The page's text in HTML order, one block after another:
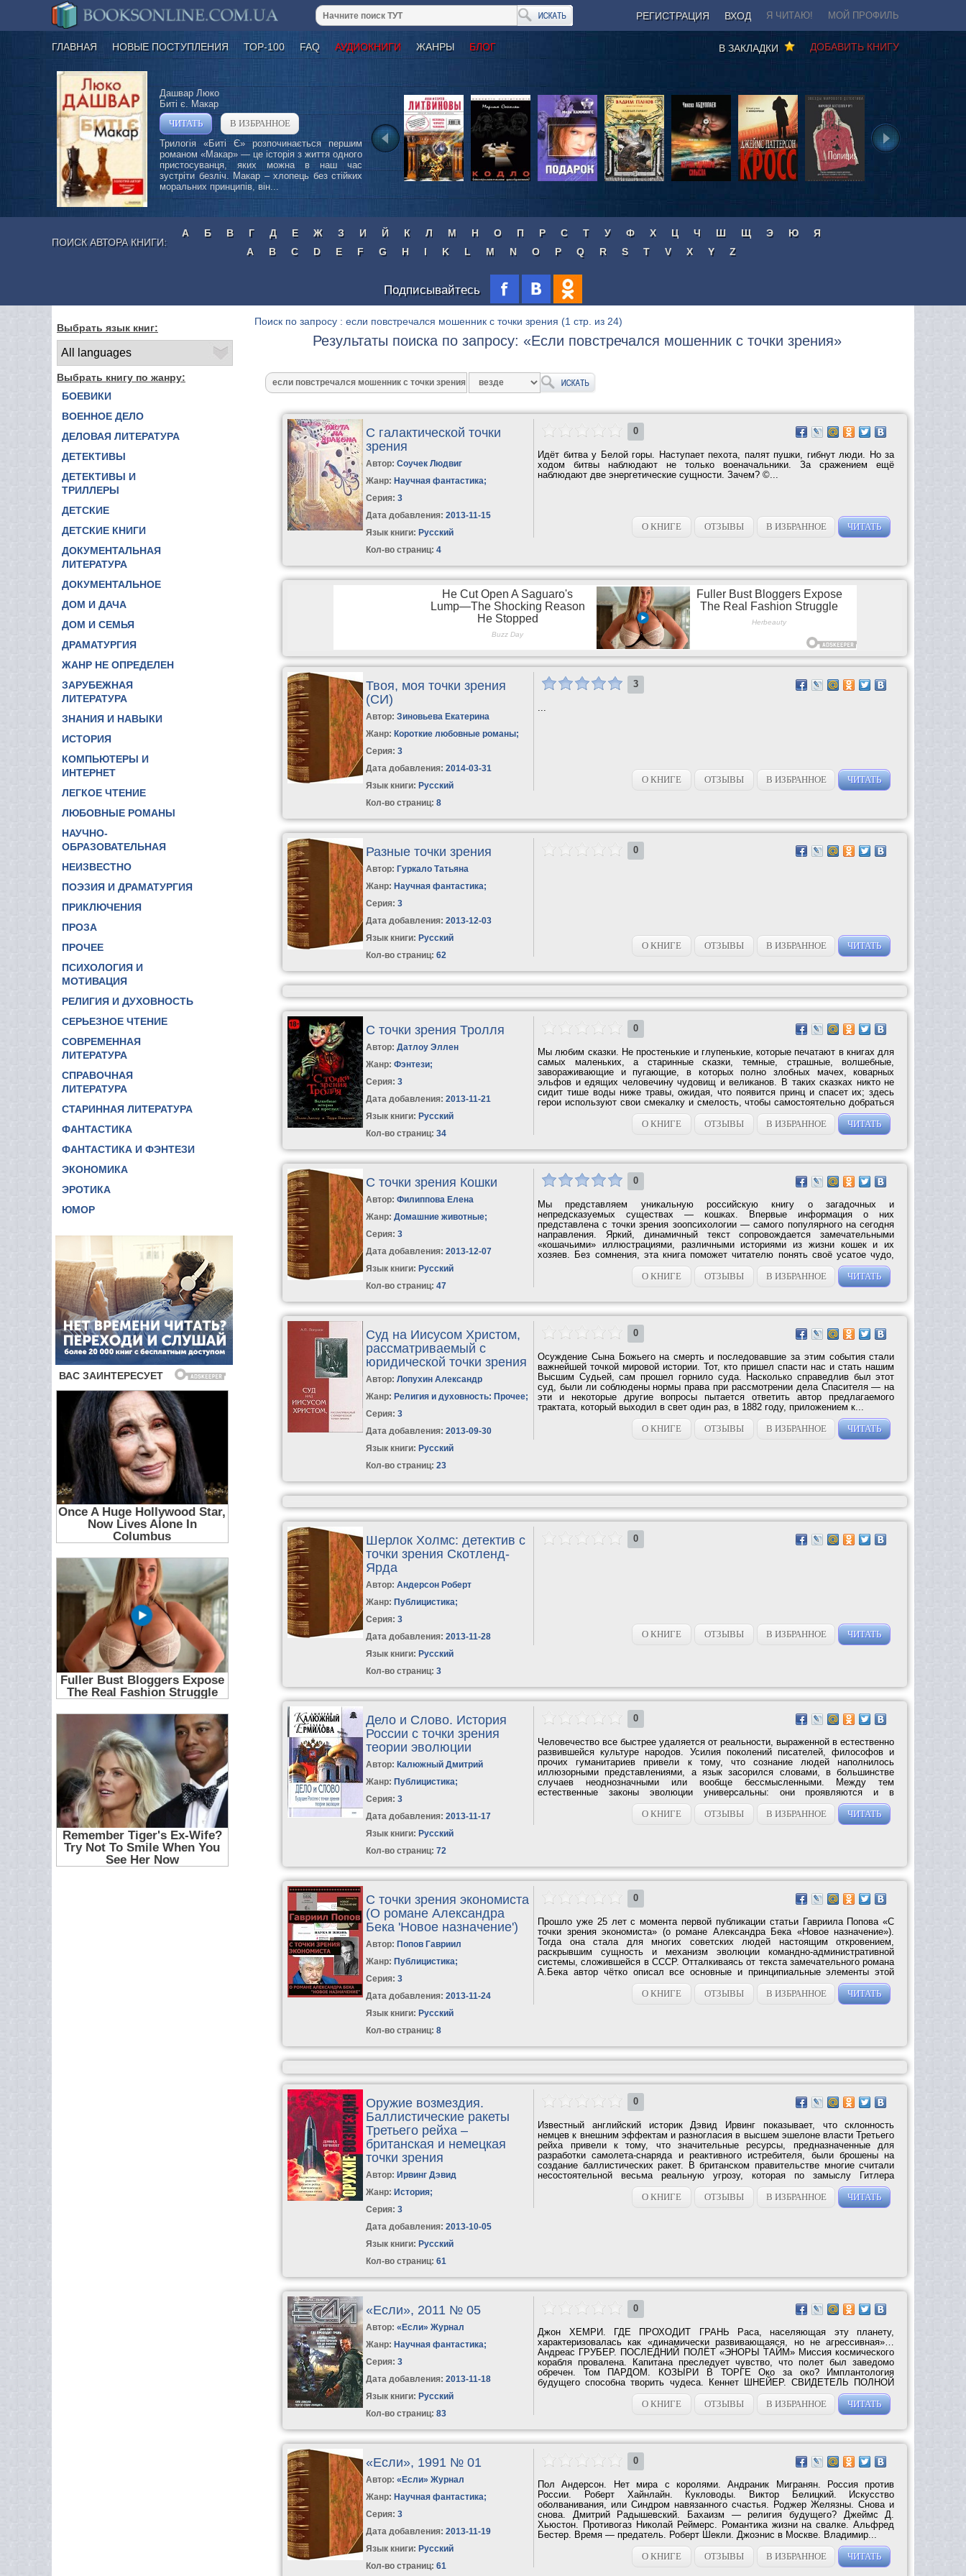
РЕГИСТРАЦИЯ ВХОД Я ЧИТАЮ! МОЙ ПРОФИЛЬ
ГЛАВНАЯ НОВЫЕ ПОСТУПЛЕНИЯ ТОР-100 FAQ АУДИОКНИГИ ЖАНРЫ БЛОГ ДОБАВИТЬ КНИГУ
В ЗАКЛАДКИ
Дашвар Люко
Битi є. Макар
ЧИТАТЬ
В ИЗБРАННОЕ
Трилогія «Биті Є» розпочинається першим
романом «Макар» — це історія з життя одного
пристосуванця, яких можна в наш час
зустріти безліч. Макар – хлопець без стійких
моральних принципів, він...
ПОИСК АВТОРА КНИГИ:
А Б В Г Д Е Ж З И Й К Л М Н О П Р С Т У Ф Х Ц Ч Ш Щ Э Ю
Я
A
B C D E F G H I K L M N O P Q R S T V X Y Z
Подписывайтесь
Выбрать язык книг:
Выбрать книгу по жанру:
БОЕВИКИ
ВОЕННОЕ ДЕЛО
ДЕЛОВАЯ ЛИТЕРАТУРА
ДЕТЕКТИВЫ
ДЕТЕКТИВЫ И
ТРИЛЛЕРЫ
ДЕТСКИЕ
ДЕТСКИЕ КНИГИ
ДОКУМЕНТАЛЬНАЯ
ЛИТЕРАТУРА
ДОКУМЕНТАЛЬНОЕ
ДОМ И ДАЧА
ДОМ И СЕМЬЯ
ДРАМАТУРГИЯ
ЖАНР НЕ ОПРЕДЕЛЕН
ЗАРУБЕЖНАЯ
ЛИТЕРАТУРА
ЗНАНИЯ И НАВЫКИ
ИСТОРИЯ
КОМПЬЮТЕРЫ И
ИНТЕРНЕТ
ЛЕГКОЕ ЧТЕНИЕ
ЛЮБОВНЫЕ РОМАНЫ
НАУЧНО-
ОБРАЗОВАТЕЛЬНАЯ
НЕИЗВЕСТНО
ПОЭЗИЯ И ДРАМАТУРГИЯ
ПРИКЛЮЧЕНИЯ
ПРОЗА
ПРОЧЕЕ
ПСИХОЛОГИЯ И
МОТИВАЦИЯ
РЕЛИГИЯ И ДУХОВНОСТЬ
СЕРЬЕЗНОЕ ЧТЕНИЕ
СОВРЕМЕННАЯ
ЛИТЕРАТУРА
СПРАВОЧНАЯ
ЛИТЕРАТУРА
СТАРИННАЯ ЛИТЕРАТУРА
ФАНТАСТИКА
ФАНТАСТИКА И ФЭНТЕЗИ
ЭКОНОМИКА
ЭРОТИКА
ЮМОР
Поиск по запросу : если повстречался мошенник с точки зрения (1 стр. из 24)
Результаты поиска по запросу: «Если повстречался мошенник с точки зрения»
С галактической точки
зрения
Автор:Соучек Людвиг
Жанр: Научная фантастика;
Серия:3
Дата добавления: 2013-11-15
Язык книги: Русский
Кол-во страниц: 4
0
Идёт битва у Белой горы. Наступает пехота, палят пушки, гибнут люди. Но за
ходом битвы наблюдают не только военачальники. За сражением ещё
наблюдают две энергетические сущности. Зачем? ©...
О КНИГЕ ОТЗЫВЫ В ИЗБРАННОЕ ЧИТАТЬ
Твоя, моя точки зрения
(СИ)
Автор:Зиновьева Екатерина
Жанр: Короткие любовные романы;
Серия:3
Дата добавления: 2014-03-31
Язык книги: Русский
Кол-во страниц: 8
3
О КНИГЕ ОТЗЫВЫ В ИЗБРАННОЕ ЧИТАТЬ
Разные точки зрения
Автор: Гуркало Татьяна
Жанр: Научная фантастика;
Серия:3
Дата добавления: 2013-12-03
Язык книги: Русский
Кол-во страниц: 62
0
О КНИГЕ ОТЗЫВЫ В ИЗБРАННОЕ ЧИТАТЬ
С точки зрения Тролля
Автор:Датлоу Эллен
Жанр: Фэнтези;
Серия:3
Дата добавления: 2013-11-21
Язык книги: Русский
Кол-во страниц: 34
0
Мы любим сказки. Не простенькие и глупенькие, которые печатают в книгах для
самых маленьких, а старинные сказки, темные, страшные, волшебные,
завораживающие и пугающие, в которых полно злобных мачех, коварных
эльфов и едящих человечину чудовищ и великанов. В таких сказках никто не
сидит тише воды ниже травы, ожидая, что появится принц и спасет их; здесь
герои используют свои смекалку и смелость, чтобы самостоятельно добраться
О КНИГЕ
ОТЗЫВЫ В ИЗБРАННОЕ ЧИТАТЬ
С точки зрения Кошки
Автор:Филиппова Елена
Жанр: Домашние животные;
Серия:3
Дата добавления: 2013-12-07
Язык книги: Русский
Кол-во страниц: 47
0
Мы представляем уникальную российскую книгу о загадочных и
непредсказуемых существах — кошках. Впервые информация о них
представлена с точки зрения зоопсихологии — самого популярного на сегодня
направления. Яркий, динамичный текст сопровождается замечательными
«кошачьими» иллюстрациями, различными историями из жизни кошек и их
хозяев. Без сомнения, эта книга поможет читателю понять своё усатое чудо,
О КНИГЕ
ОТЗЫВЫ В ИЗБРАННОЕ ЧИТАТЬ
Суд на Иисусом Христом,
рассматриваемый с
юридической точки зрения
Автор:Лопухин Александр
Жанр: Религия и духовность: Прочее;
Серия:3
Дата добавления: 2013-09-30
Язык книги: Русский
Кол-во страниц: 23
0
Осуждение Сына Божьего на смерть и последовавшие за этим события стали
важнейшей точкой мировой истории. Тот, кто пришел спасти нас и стать нашим
Высшим Судьей, сам прошел горнило суда. Насколько справедлив был этот
суд, были ли соблюдены нормы права при рассмотрении дела Спасителя — на
эти и некоторые другие вопросы пытается ответить автор предлагаемого
трактата, который выходил в свет один раз, в 1882 году, приложением к...
О КНИГЕ
ОТЗЫВЫ В ИЗБРАННОЕ ЧИТАТЬ
Шерлок Холмс: детектив с
точки зрения Скотленд-
Ярда
Автор:Андерсон Роберт
Жанр: Публицистика;
Серия:3
Дата добавления: 2013-11-28
Язык книги: Русский
Кол-во страниц: 3
0
О КНИГЕ ОТЗЫВЫ В ИЗБРАННОЕ ЧИТАТЬ
Дело и Слово. История
России с точки зрения
теории эволюции
Автор: Калюжный Дмитрий
Жанр: Публицистика;
Серия:3
Дата добавления: 2013-11-17
Язык книги: Русский
Кол-во страниц: 72
0
Человечество все быстрее удаляется от реальности, выраженной в естественно
развившейся культуре народов. Усилия поколений писателей, философов и
прочих гуманитариев привели к тому, что сознание людей наполнилось
иллюзорными представлениями, а язык засорился словами, в большинстве
случаев неоднозначными или вообще бессмысленными. Между тем
естественные законы эволюции универсальны: они проявляются и в
общественной жизни....
О КНИГЕ
ОТЗЫВЫ В ИЗБРАННОЕ ЧИТАТЬ
С точки зрения экономиста
(О романе Александра
Бека 'Новое назначение')
Автор: Попов Гавриил
Жанр: Публицистика;
Серия:3
Дата добавления: 2013-11-24
Язык книги: Русский
Кол-во страниц: 8
0
Прошло уже 25 лет с момента первой публикации статьи Гавриила Попова «С
точки зрения экономиста» (о романе Александра Бека «Новое назначение»).
Тогда она стала для многих советских людей настоящим откровением,
раскрывшим сущность и механизм эволюции командно-административной
системы, сложившейся в СССР. Отталкиваясь от текста замечательного романа
А.Бека автор чётко описал все основные и принципиальные элементы этой
О КНИГЕ
ОТЗЫВЫ В ИЗБРАННОЕ ЧИТАТЬ
Оружие возмездия.
Баллистические ракеты
Третьего рейха –
британская и немецкая
точки зрения
Автор: Ирвинг Дэвид
Жанр: История;
Серия:3
Дата добавления: 2013-10-05
Язык книги: Русский
Кол-во страниц: 61
0
Известный английский историк Дэвид Ирвинг показывает, что склонность
немцев к внешним эффектам и разногласия в высшем эшелоне власти Третьего
рейха привели к тому, что значительные ресурсы, предназначенные для
разработки самолета-снаряда и реактивного истребителя, были брошены на
создание баллистических ракет. В британском правительстве многие считали
несостоятельной весьма реальную угрозу, которая по замыслу Гитлера
О КНИГЕ
ОТЗЫВЫ В ИЗБРАННОЕ ЧИТАТЬ
«Если», 2011 № 05
Автор:«Если» Журнал
Жанр: Научная фантастика;
Серия:3
Дата добавления: 2013-11-18
Язык книги: Русский
Кол-во страниц: 83
0
Джон ХЕМРИ. ГДЕ ПРОХОДИТ ГРАНЬ Раса, населяющая эту планету,
характеризовалась как «динамически развивающаяся, но не агрессивная»…
Андреас ГРУБЕР. ПОСЛЕДНИЙ ПОЛЁТ «ЭНОРЫ ТАЙМ» Миссия космического
корабля провалена. Капитана преследует чувство, что полет был заведомо
обречен. Том ПАРДОМ. КОЗЫРИ В ТОРГЕ Око за око? Имплантология
будущего способна творить чудеса. Кеннет ШНЕЙЕР. СВИДЕТЕЛЬ ПОЛНОЙ
ПРАВДЫ Просто как...
О КНИГЕ
ОТЗЫВЫ В ИЗБРАННОЕ ЧИТАТЬ
«Если», 1991 № 01
Автор:«Если» Журнал
Жанр: Научная фантастика;
Серия:3
Дата добавления: 2013-11-19
Язык книги: Русский
Кол-во страниц: 61
0
Пол Андерсон. Нет мира с королями. Андраник Мигранян. Россия против
России. Роберт Хайнлайн. Кукловоды. Виктор Белицкий. Искусство
оболванивания, или Синдром навязанного счастья. Роджер Желязны. Снова и
снова. Дмитрий Радышевский. Бахаизм — религия будущего? Джеймс Д.
Хьюстон. Противогаз Николай Реймерс. Романтика жизни на свалке. Альфред
Бестер. Время — предатель. Роберт Шекли. Джоэнис в Москве. Владимир...
О КНИГЕ
ОТЗЫВЫ В ИЗБРАННОЕ ЧИТАТЬ